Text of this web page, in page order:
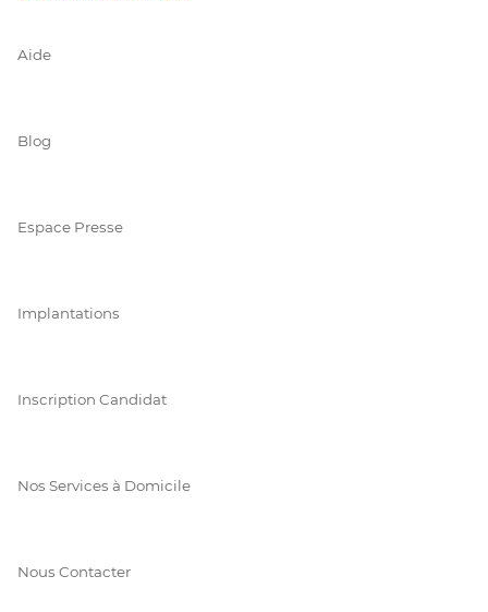
Aide
Blog
Espace Presse
Implantations
Inscription Candidat
Nos Services à Domicile
Nous Contacter